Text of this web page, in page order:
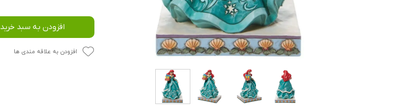
افزودن به سبد خرید
افزودن به علاقه مندی ها